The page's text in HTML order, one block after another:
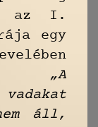
az I.
egy
„A
áll,